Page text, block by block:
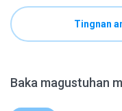
Tingnan
Baka magustuhan